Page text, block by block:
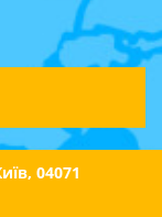
04071